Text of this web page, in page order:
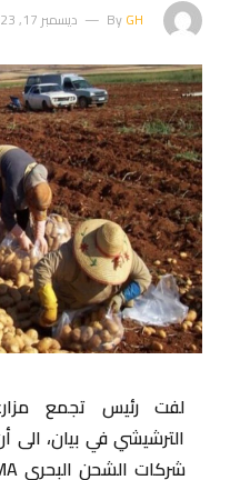
ByGH ديسمبر 17, 2023
لفت رئيس تجمع
الترشيشي في بيان، الى